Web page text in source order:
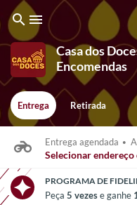
search menu
Casa dos
Encomendas
Entrega Retirada
Entrega agendada •
Selecionar
PROGRAMA DE
Peça 5 vezese ganhe